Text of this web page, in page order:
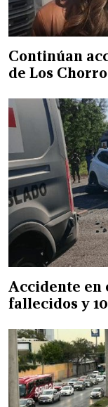
Continúan
de Los
Accidente en
fallecidos y